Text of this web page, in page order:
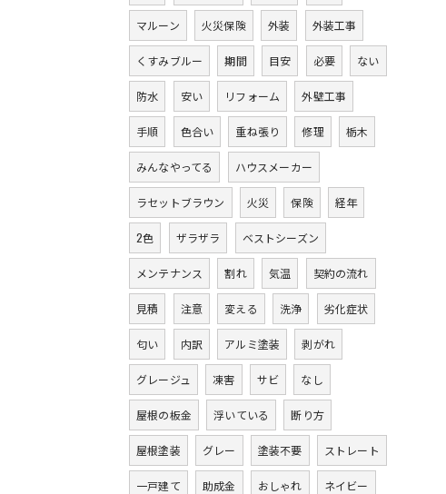
マルーン 火災保険 外装 外装工事
くすみブルー 期間 目安 必要 ない
防水 安い リフォーム 外壁工事
手順 色合い 重ね張り 修理 栃木
みんなやってる ハウスメーカー
ラセットブラウン 火災 保険 経年
2色 ザラザラ ベストシーズン
メンテナンス 割れ 気温 契約の流れ
見積 注意 変える 洗浄 劣化症状
匂い 内訳 アルミ塗装 剥がれ
グレージュ 凍害 サビ なし
屋根の板金 浮いている 断り方
屋根塗装 グレー 塗装不要 ストレート
一戸建て 助成金 おしゃれ ネイビー